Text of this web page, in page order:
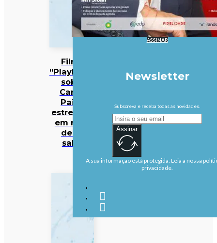
Filme
“Playback”
sobre
Carlos
Paião
estreia-se
em mais
de 50
salas
ASSINAR
Newsletter
Subscreva e receba todas as novidades.
Assinar
A sua informação está protegida. Leia a nossa
privacidade.